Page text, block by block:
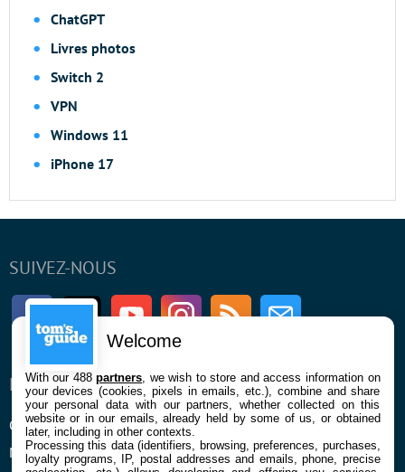
ChatGPT
Livres photos
Switch 2
VPN
Windows 11
iPhone 17
SUIVEZ-NOUS
FacebookTwitter Youtube InstagramRSS Newsletter
ENTREPRISE
Qui sommes nous
Mentions légales et CGU
À PROPOS
La rédaction
Contact
Welcome
With our 488partners , we wish to store and access information on
your devices (cookies, pixels in emails, etc.), combine and share
your personal data with our partners, whether collected on this
website or in our emails, already held by some of us, or obtained
later, including in other contexts.
Processing this data (identifiers, browsing, preferences, purchases,
loyalty programs, IP, postal addresses and emails, phone, precise